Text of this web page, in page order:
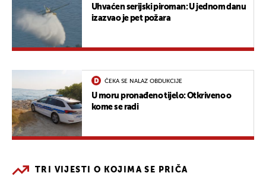
Uhvaćen serijski piroman: U jednom danu
izazvao je pet požara
ČEKA SE NALAZ OBDUKCIJE
U moru pronađeno tijelo: Otkriveno o
kome se radi
TRI VIJESTI O KOJIMA SE PRIČA